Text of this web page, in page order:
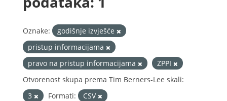
Oznake:
godišnje izvješće
pristup informacijama
pravo na pristup informacijama
ZPPI
Otvorenost skupa prema Tim Berners-Lee skali:
3
Formati:
CSV